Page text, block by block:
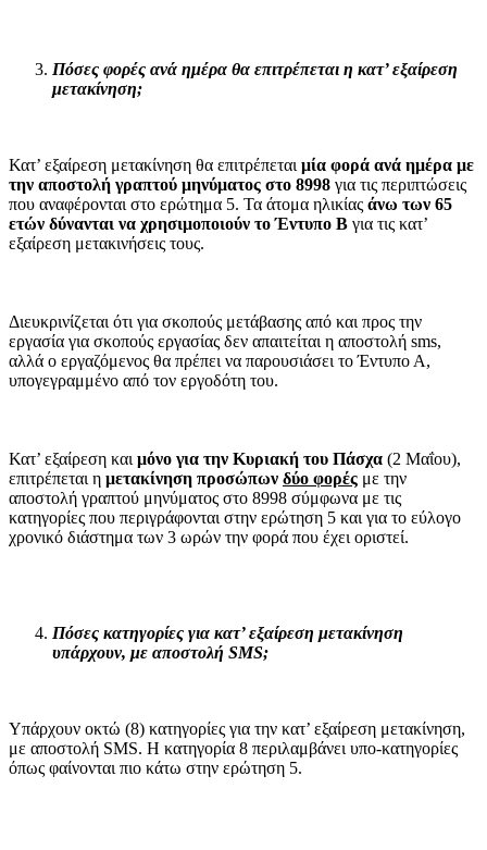
Πόσες φορές ανά ημέρα θα επιτρέπεται η κατ’ εξαίρεση
μετακίνηση;
Κατ’ εξαίρεση μετακίνηση θα επιτρέπεται μία φορά ανά ημέρα με
την αποστολή γραπτού μηνύματος στο 8998 για τις περιπτώσεις
που αναφέρονται στο ερώτημα 5. Τα άτομα ηλικίας άνω των 65
ετών δύνανται να χρησιμοποιούν το Έντυπο Β για τις κατ’
εξαίρεση μετακινήσεις τους.
Διευκρινίζεται ότι για σκοπούς μετάβασης από και προς την
εργασία για σκοπούς εργασίας δεν απαιτείται η αποστολή sms,
αλλά ο εργαζόμενος θα πρέπει να παρουσιάσει το Έντυπο Α,
υπογεγραμμένο από τον εργοδότη του.
Κατ’ εξαίρεση και μόνο για την Κυριακή του Πάσχα (2 Μαΐου),
επιτρέπεται η μετακίνηση προσώπων δύο φορές με την
αποστολή γραπτού μηνύματος στο 8998 σύμφωνα με τις
κατηγορίες που περιγράφονται στην ερώτηση 5 και για το εύλογο
χρονικό διάστημα των 3 ωρών την φορά που έχει οριστεί.
Πόσες κατηγορίες για κατ’ εξαίρεση μετακίνηση
υπάρχουν, με αποστολή SMS;
Υπάρχουν οκτώ (8) κατηγορίες για την κατ’ εξαίρεση μετακίνηση,
με αποστολή SMS. Η κατηγορία 8 περιλαμβάνει υπο-κατηγορίες
όπως φαίνονται πιο κάτω στην ερώτηση 5.